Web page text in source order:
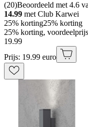
(20)Beoordeeld met 4.6
14.99 met Club Karwei
25% korting25% korting
25% korting,
19.99
Prijs: 19.99 euro